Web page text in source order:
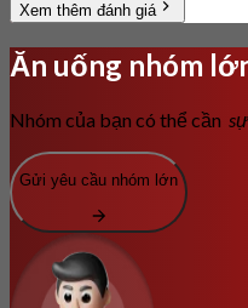
Xem thêm đánh giá
Ăn uống nhóm
Nhóm của bạn có thể cần
Gửi yêu cầu nhóm lớn